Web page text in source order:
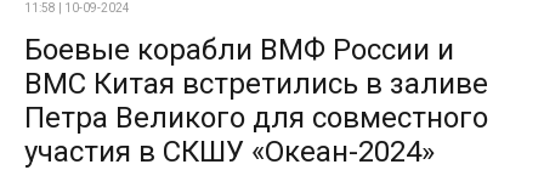
11:58 | 10-09-2024
Боевые корабли ВМФ России и
ВМС Китая встретились в заливе
Петра Великого для совместного
участия в СКШУ «Океан-2024»